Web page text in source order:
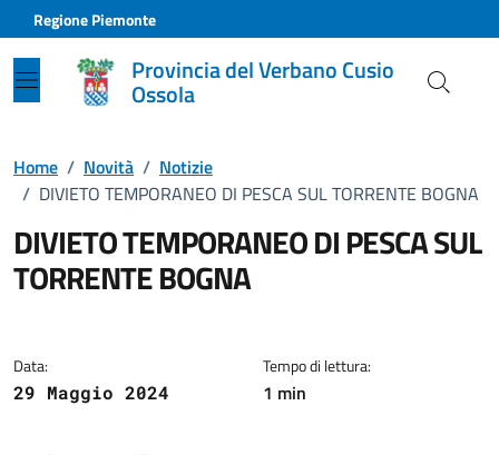
Vai ai contenuti
Vai al footer
Regione Piemonte
Provincia del Verbano Cusio
Ossola
Home / Novità / Notizie
/ DIVIETO TEMPORANEO DI PESCA SUL TORRENTE BOGNA
DIVIETO TEMPORANEO DI PESCA SUL
TORRENTE BOGNA
Data:
29 Maggio 2024
Tempo di lettura:
1 min